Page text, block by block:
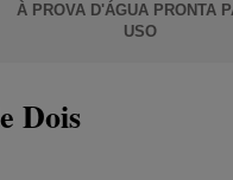
À PROVA D'ÁGUA PRONTA
USO
Dois